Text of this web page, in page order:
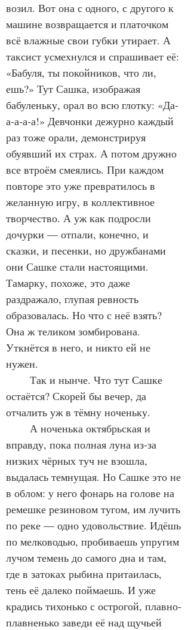
возил. Вот она с одного, с другого к
машине возвращается и платочком
всё влажные свои губки утирает. А
таксист усмехнулся и спрашивает её:
«Бабуля, ты покойников, что ли,
ешь?» Тут Сашка, изображая
бабуленьку, орал во всю глотку: «Да-
а-а-а-а!» Девчонки дежурно каждый
раз тоже орали, демонстрируя
обуявший их страх. А потом дружно
все втроём смеялись. При каждом
повторе это уже превратилось в
желанную игру, в коллективное
творчество. А уж как подросли
дочурки — отпали, конечно, и
сказки, и песенки, но дружбанами
они Сашке стали настоящими.
Тамарку, похоже, это даже
раздражало, глупая ревность
образовалась. Но что с неё взять?
Она ж теликом зомбирована.
Уткнётся в него, и никто ей не
нужен.
остаётся? Скорей бы вечер, да
отчалить уж в тёмну ноченьку.
вправду, пока полная луна из-за
низких чёрных туч не взошла,
выдалась темнущая. Но Сашке это не
в облом: у него фонарь на голове на
ремешке резиновом тугом, им лучить
по реке — одно удовольствие. Идёшь
по мелководью, пробиваешь упругим
лучом темень до самого дна и там,
где в затоках рыбина притаилась,
тень её далеко поймаешь. И уже
крадись тихонько с острогой, плавно-
плавненько заведи её над щучьей